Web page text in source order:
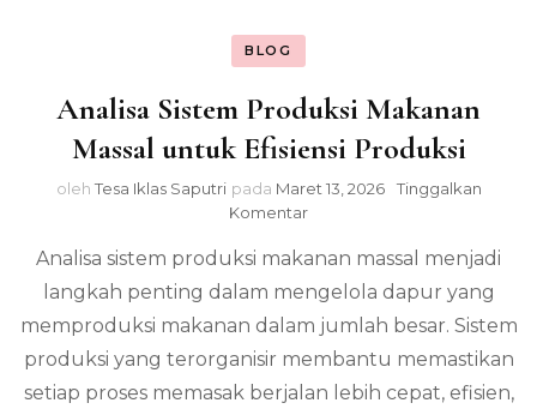
BLOG
Analisa Sistem Produksi Makanan
Massal untuk Efisiensi Produksi
oleh Tesa Iklas Saputri pada Maret 13, 2026
Tinggalkan
Komentarpada
Sistem
Produksi
Makanan
Massal
untuk
Efisiensi
Produksi
Analisa sistem produksi makanan massal menjadi
langkah penting dalam mengelola dapur yang
memproduksi makanan dalam jumlah besar. Sistem
produksi yang terorganisir membantu memastikan
setiap proses memasak berjalan lebih cepat, efisien,